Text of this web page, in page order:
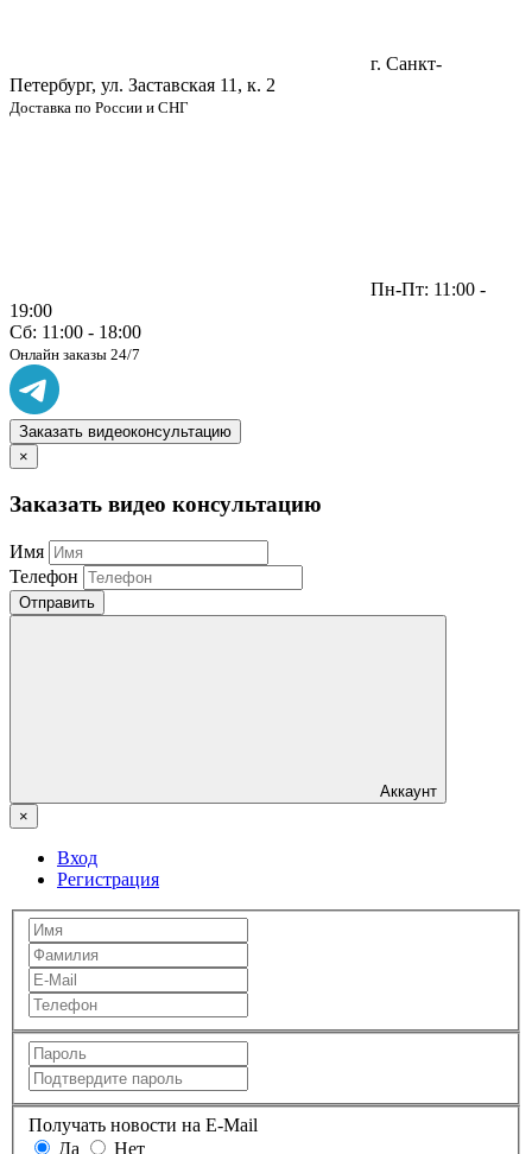
г. Санкт-
Петербург, ул. Заставская 11, к. 2
Доставка по России и СНГ
Пн-Пт: 11:00 -
19:00
Сб: 11:00 - 18:00
Онлайн заказы 24/7
Заказать видеоконсультацию
×
Заказать видео консультацию
Имя
Телефон
Отправить
Аккаунт
×
Вход
Регистрация
Получать новости на E-Mail
Да
Нет